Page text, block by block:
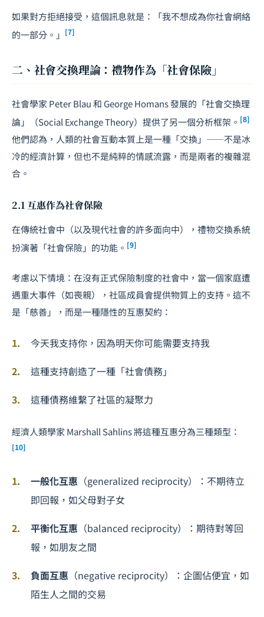
如果對方拒絕接受，這個訊息就是：「我不想成為你社會網絡
的一部分。」 [7]
二、社會交換理論：禮物作為「社會保險」
社會學家 Peter Blau 和 George Homans 發展的「社會交換理
論」（Social Exchange Theory）提供了另一個分析框架。 [8]
他們認為，人類的社會互動本質上是一種「交換」——不是冰
冷的經濟計算，但也不是純粹的情感流露，而是兩者的複雜混
合。
2.1 互惠作為社會保險
在傳統社會中（以及現代社會的許多面向中），禮物交換系統
扮演著「社會保險」的功能。 [9]
考慮以下情境：在沒有正式保險制度的社會中，當一個家庭遭
遇重大事件（如喪親），社區成員會提供物質上的支持。這不
是「慈善」，而是一種隱性的互惠契約：
今天我支持你，因為明天你可能需要支持我
這種支持創造了一種「社會債務」
這種債務維繫了社區的凝聚力
經濟人類學家 Marshall Sahlins 將這種互惠分為三種類型：
[10]
一般化互惠 （generalized reciprocity）：不期待立
即回報，如父母對子女
平衡化互惠 （balanced reciprocity）：期待對等回
報，如朋友之間
負面互惠 （negative reciprocity）：企圖佔便宜，如
陌生人之間的交易